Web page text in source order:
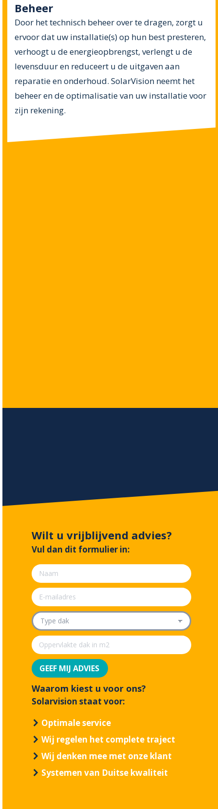
Beheer
Door het technisch beheer over te dragen, zorgt u
ervoor dat uw installatie(s) op hun best presteren,
verhoogt u de energieopbrengst, verlengt u de
levensduur en reduceert u de uitgaven aan
reparatie en onderhoud. SolarVision neemt het
beheer en de optimalisatie van uw installatie voor
zijn rekening.
Wilt u vrijblijvend advies?
Vul dan dit formulier in:
Waarom kiest u voor ons?
Solarvision staat voor:
Optimale service
Wij regelen het complete traject
Wij denken mee met onze klant
Systemen van Duitse kwaliteit